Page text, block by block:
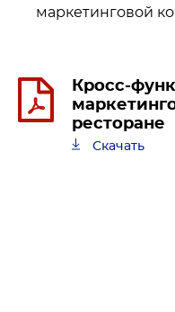
маркетинговой
Кросс-
ресторане
Скачать